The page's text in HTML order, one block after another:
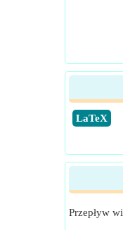
​LaTeX
Przepływ